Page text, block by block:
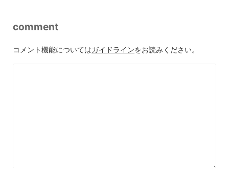
comment
コメント機能についてはガイドラインをお読みください。